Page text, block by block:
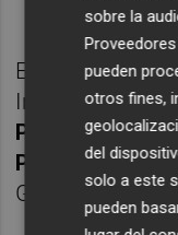
El Romàntic
Institut
Plan Endavant
Peñíscola, y
Gran Hotel
sobre la
pueden
otros fines,
del
solo a este
pueden